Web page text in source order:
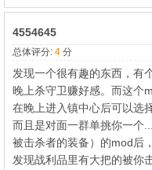
4554645
总体评分: 4 分
发现一个很有趣的东西，有
晚上杀守卫赚好感。而这个
在晚上进入镇中心后可以选
而且是对面一群单挑你一个
被击杀者的装备）的mod后
发现战利品里有大把的被你